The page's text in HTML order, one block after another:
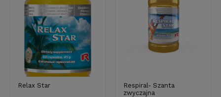
Relax Star
Respiral- Szanta
zwyczajna